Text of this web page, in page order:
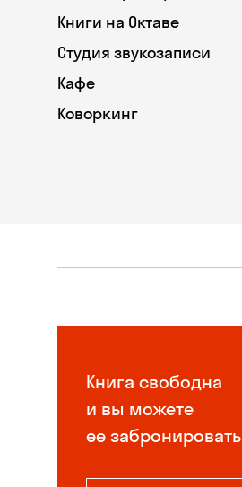
Книги на Октаве
Студия звукозаписи
Кафе
Коворкинг
Книга свободна
и вы можете
ее забронировать